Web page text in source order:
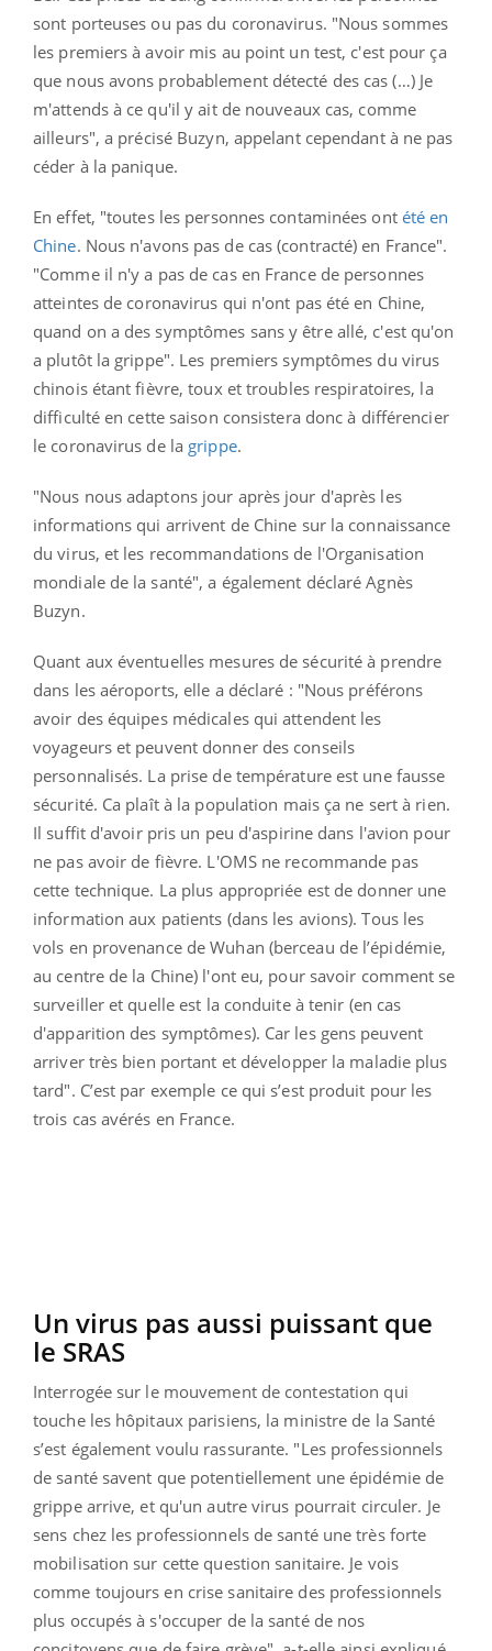
sont porteuses ou pas du coronavirus. "Nous sommes
les premiers à avoir mis au point un test, c'est pour ça
que nous avons probablement détecté des cas (…) Je
m'attends à ce qu'il y ait de nouveaux cas, comme
ailleurs", a précisé Buzyn, appelant cependant à ne pas
céder à la panique.
En effet, "toutes les personnes contaminées ont été en
Chine. Nous n'avons pas de cas (contracté) en France".
"Comme il n'y a pas de cas en France de personnes
atteintes de coronavirus qui n'ont pas été en Chine,
quand on a des symptômes sans y être allé, c'est qu'on
a plutôt la grippe". Les premiers symptômes du virus
chinois étant fièvre, toux et troubles respiratoires, la
difficulté en cette saison consistera donc à différencier
le coronavirus de la grippe.
"Nous nous adaptons jour après jour d'après les
informations qui arrivent de Chine sur la connaissance
du virus, et les recommandations de l'Organisation
mondiale de la santé", a également déclaré Agnès
Buzyn.
Quant aux éventuelles mesures de sécurité à prendre
dans les aéroports, elle a déclaré : "Nous préférons
avoir des équipes médicales qui attendent les
voyageurs et peuvent donner des conseils
personnalisés. La prise de température est une fausse
sécurité. Ca plaît à la population mais ça ne sert à rien.
Il suffit d'avoir pris un peu d'aspirine dans l'avion pour
ne pas avoir de fièvre. L'OMS ne recommande pas
cette technique. La plus appropriée est de donner une
information aux patients (dans les avions). Tous les
vols en provenance de Wuhan (berceau de l’épidémie,
au centre de la Chine) l'ont eu, pour savoir comment se
surveiller et quelle est la conduite à tenir (en cas
d'apparition des symptômes). Car les gens peuvent
arriver très bien portant et développer la maladie plus
tard". C’est par exemple ce qui s’est produit pour les
trois cas avérés en France.
Un virus pas aussi puissant que
le SRAS
Interrogée sur le mouvement de contestation qui
touche les hôpitaux parisiens, la ministre de la Santé
s’est également voulu rassurante. "Les professionnels
de santé savent que potentiellement une épidémie de
grippe arrive, et qu'un autre virus pourrait circuler. Je
sens chez les professionnels de santé une très forte
mobilisation sur cette question sanitaire. Je vois
comme toujours en crise sanitaire des professionnels
plus occupés à s'occuper de la santé de nos